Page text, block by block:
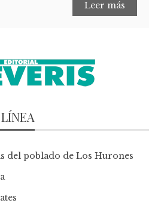
Leer más
del poblado de Los Hurones